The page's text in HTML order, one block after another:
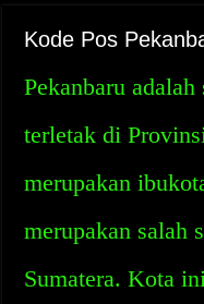
Kode Pos
Pekanbaru
terletak di
merupakan
merupakan salah
Sumatera. Kota